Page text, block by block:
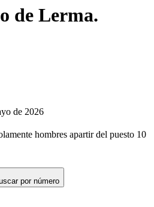
de Lerma.
de 2026
hombres apartir del puesto 10
por número